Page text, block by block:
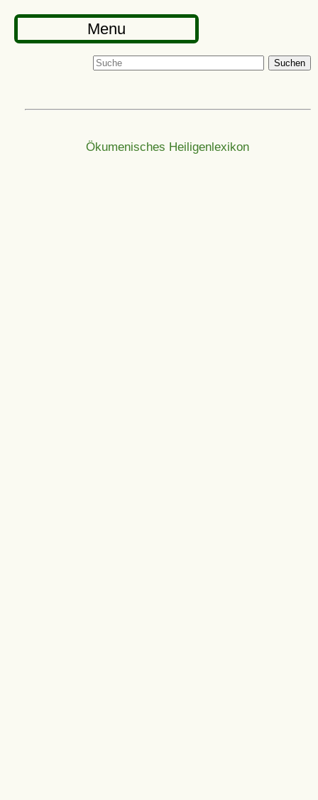
Menu
Suchen
Ökumenisches Heiligenlexikon